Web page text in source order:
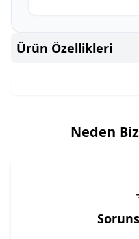
Ürün Özellikleri
Neden